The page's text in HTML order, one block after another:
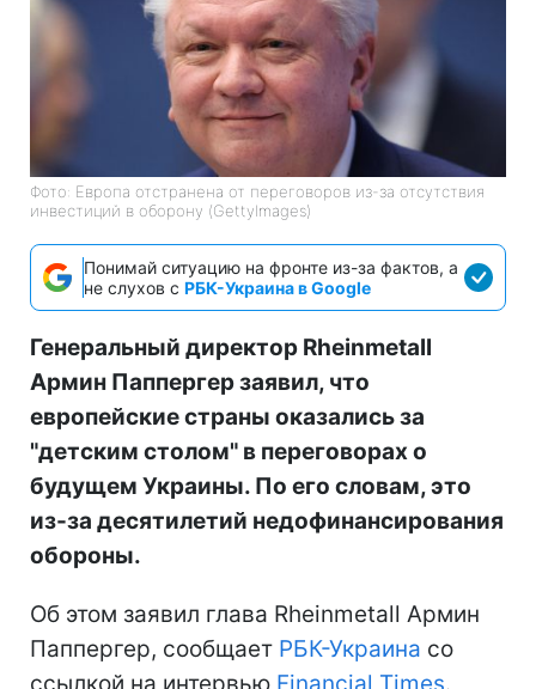
Фото: Европа отстранена от переговоров из-за отсутствия
инвестиций в оборону (GettyImages)
Понимай ситуацию на фронте из-за фактов, а
не слухов с РБК-Украина в Google
Генеральный директор Rheinmetall
Армин Паппергер заявил, что
европейские страны оказались за
"детским столом" в переговорах о
будущем Украины. По его словам, это
из-за десятилетий недофинансирования
обороны.
Об этом заявил глава Rheinmetall Армин
Паппергер, сообщает РБК-Украина со